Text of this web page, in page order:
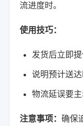
流进度时。
使用技巧：
发货后立即
说明预计送达
物流延误要
注意事项： 确保